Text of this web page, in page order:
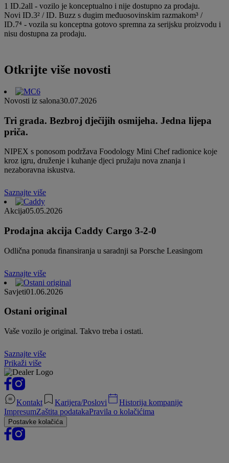
1 ID.2all - vozilo je konceptualno i nije dostupno za prodaju.
Novi ID.3² / ID. Buzz s dugim međuosovinskim razmakom³ /
ID.7⁴ - vozila su konceptna gotovo spremna za serijsku proizvodu i
nisu dostupna za prodaju.
Otkrijte više novosti
Novosti iz salona30.07.2026
Tri grada. Bezbroj dječijih osmijeha. Jedna lijepa
priča.
NIPEX s ponosom podržava Foodology Mini Chef radionice koje
kroz igru, druženje i kuhanje djeci pružaju nova znanja i
nezaboravna iskustva.
Saznajte više
Akcija05.05.2026
Prodajna akcija Caddy Cargo 3-2-0
Odlična ponuda finansiranja u saradnji sa Porsche Leasingom
Saznajte više
Savjeti01.06.2026
Ostani original
Vaše vozilo je original. Takvo treba i ostati.
Saznajte više
Prikaži više
Kontakt Karijera/Poslovi
Historija kompanije
ImpresumZaštita podatakaPravila o kolačićima
Postavke kolačića